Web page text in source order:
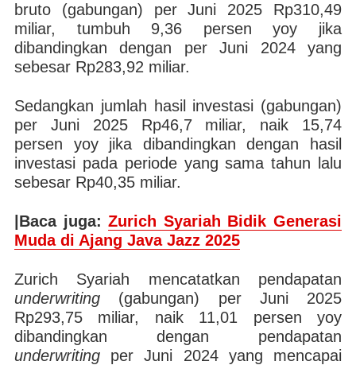
bruto (gabungan) per Juni 2025 Rp310,49
miliar, tumbuh 9,36 persen yoy jika
dibandingkan dengan per Juni 2024 yang
sebesar Rp283,92 miliar.
Sedangkan jumlah hasil investasi (gabungan)
per Juni 2025 Rp46,7 miliar, naik 15,74
persen yoy jika dibandingkan dengan hasil
investasi pada periode yang sama tahun lalu
sebesar Rp40,35 miliar.
|Baca juga:Zurich Syariah Bidik Generasi
Muda di Ajang Java Jazz 2025
Zurich Syariah mencatatkan pendapatan
underwriting(gabungan) per Juni 2025
Rp293,75 miliar, naik 11,01 persen yoy
dibandingkan dengan pendapatan
underwritingper Juni 2024 yang mencapai